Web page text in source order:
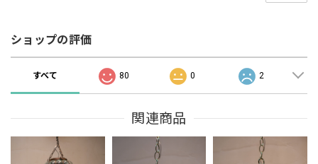
ショップの評価
すべて 80 0 2
関連商品